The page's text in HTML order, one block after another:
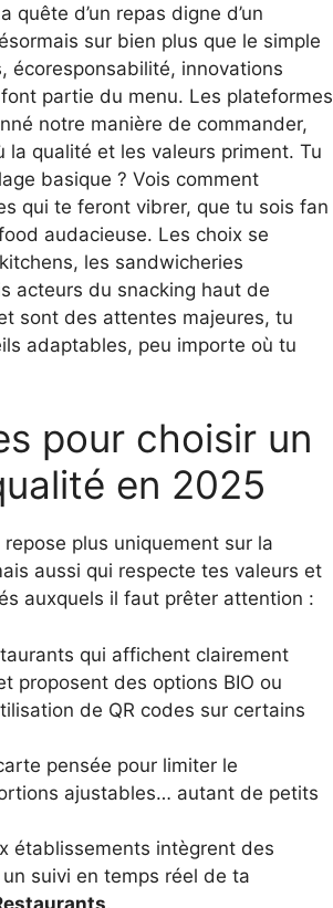
d’un repas digne d’un
sur bien plus que le simple
écoresponsabilité, innovations
partie du menu. Les plateformes
notre manière de commander,
la qualité et les valeurs priment. Tu
basique ? Vois comment
qui te feront vibrer, que tu sois fan
audacieuse. Les choix se
les sandwicheries
acteurs du snacking haut de
sont des attentes majeures, tu
adaptables, peu importe où tu
pour choisir un
en 2025
plus uniquement sur la
aussi qui respecte tes valeurs et
auxquels il faut prêter attention :
qui affichent clairement
proposent des options BIO ou
de QR codes sur certains
pensée pour limiter le
ajustables… autant de petits
établissements intègrent des
suivi en temps réel de ta
.